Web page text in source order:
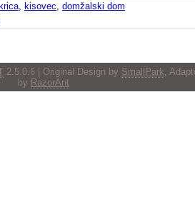
, kisovec, domžalski dom
2.5.0.6 | Original Design by SmallPark,
by RazorAnt